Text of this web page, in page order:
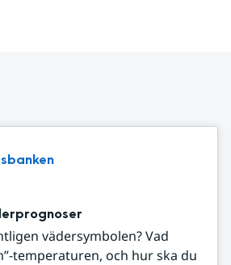
vädersymbolen? Vad
temperaturen, och hur ska du